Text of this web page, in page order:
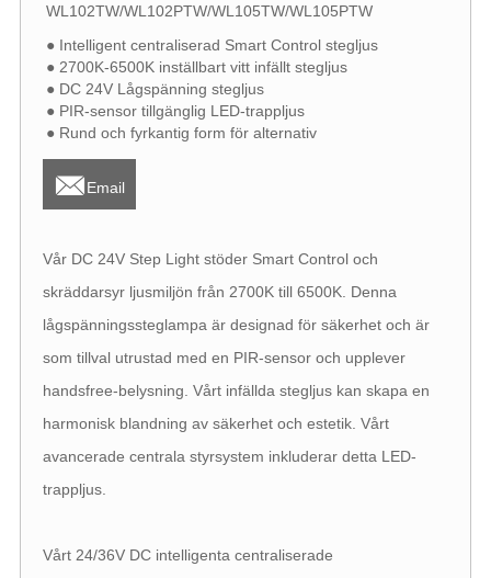
WL102TW/WL102PTW/WL105TW/WL105PTW
● Intelligent centraliserad Smart Control stegljus
● 2700K-6500K inställbart vitt infällt stegljus
● DC 24V Lågspänning stegljus
● PIR-sensor tillgänglig LED-trappljus
● Rund och fyrkantig form för alternativ
Email
Vår DC 24V Step Light stöder Smart Control och
skräddarsyr ljusmiljön från 2700K till 6500K. Denna
lågspänningssteglampa är designad för säkerhet och är
som tillval utrustad med en PIR-sensor och upplever
handsfree-belysning. Vårt infällda stegljus kan skapa en
harmonisk blandning av säkerhet och estetik. Vårt
avancerade centrala styrsystem inkluderar detta LED-
trappljus.
Vårt 24/36V DC intelligenta centraliserade